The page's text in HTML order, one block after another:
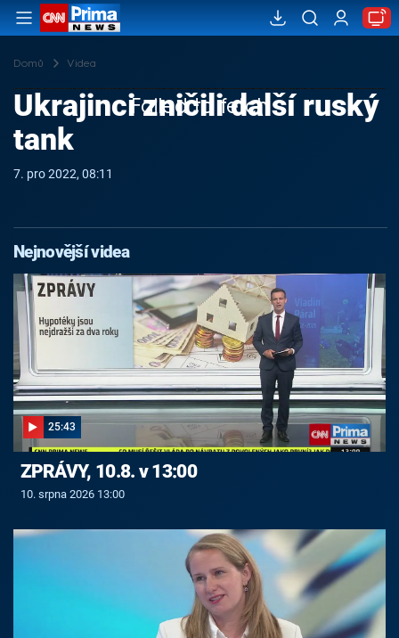
Domů Videa
Failed to fetch
Ukrajinci zničili další ruský
tank
7. pro 2022, 08:11
Nejnovější videa
25:43
ZPRÁVY, 10.8. v 13:00
10. srpna 2026 13:00